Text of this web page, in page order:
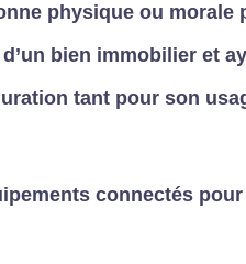
physique ou morale
bien immobilier et
tant pour son
connectés